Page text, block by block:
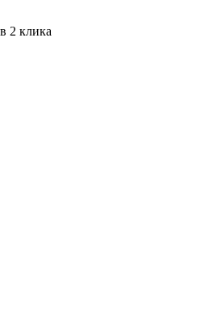
2 клика